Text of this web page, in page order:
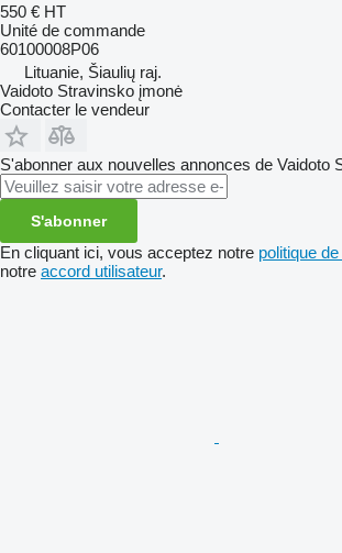
550 € HT
Unité de commande
60100008P06
Lituanie, Šiaulių raj.
Vaidoto Stravinsko įmonė
Contacter le vendeur
S'abonner aux nouvelles annonces de Vaidoto
S'abonner
En cliquant ici, vous acceptez notre politique
notre accord utilisateur.